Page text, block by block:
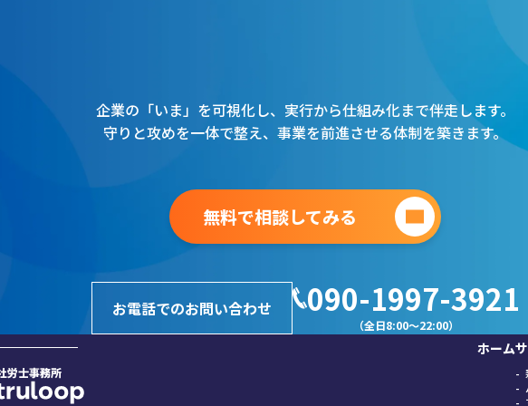
企業の「いま」を可視化し、 実行から仕組み化まで伴走します。
守りと攻めを一体で整え、 事業を前進させる体制を築きます。
無料で相談してみる
お電話でのお問い合わせ 090-1997-3921
（全日8:00～22:00）
ホーム